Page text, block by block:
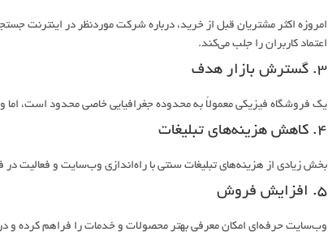
امروزه اکثر مشتریان قبل از خرید، درباره شرکت موردنظر در اینترنت
اعتماد کاربران را جلب می‌کند.
۳. گسترش بازار هدف
یک فروشگاه فیزیکی معمولاً به محدوده جغرافیایی خاصی محدود است،
۴. کاهش هزینه‌های تبلیغات
بخش زیادی از هزینه‌های تبلیغات سنتی با راه‌اندازی وب‌سایت و فعالیت
۵. افزایش فروش
وب‌سایت حرفه‌ای امکان معرفی بهتر محصولات و خدمات را فراهم کرده